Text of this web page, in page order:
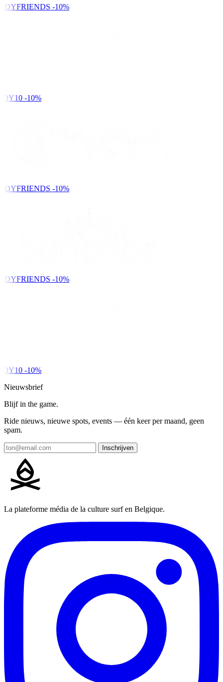
-10%
-10%
-10%
-10%
-10%
Nieuwsbrief
Blijf in the game.
Ride nieuws, nieuwe spots, events — één keer per maand, geen
spam.
Inschrijven
La plateforme média de la culture surf en Belgique.